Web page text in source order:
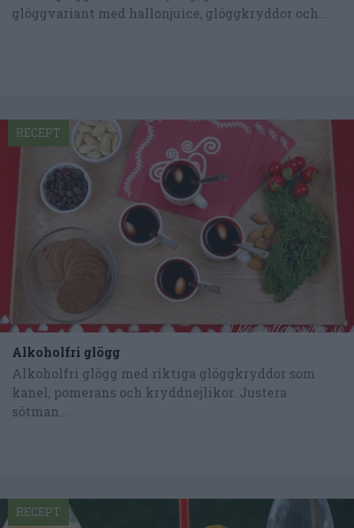
glöggvariant med hallonjuice, glöggkryddor och...
Alkoholfri glögg
Alkoholfri glögg med riktiga glöggkryddor som
kanel, pomerans och kryddnejlikor. Justera
sötman...
RECEPT
RECEPT